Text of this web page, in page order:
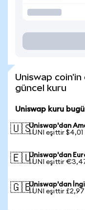
Uniswap
güncel kuru
Uniswap kuru
🇺🇸Uniswap'dan
1 UNI eşittir $4,01
🇪🇺Uniswap'dan
1 UNI eşittir
🇬🇧Uniswap'dan
1 UNI eşittir £2,97